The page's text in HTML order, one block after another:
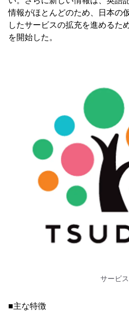
情報がほとんどのため、日本の
したサービスの拡充を進めるた
を開始した。
サービス
■主な特徴